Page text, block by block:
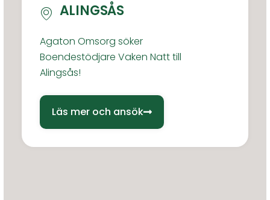
ALINGSÅS
Agaton Omsorg söker
Boendestödjare Vaken Natt till
Alingsås!
Läs mer och ansök